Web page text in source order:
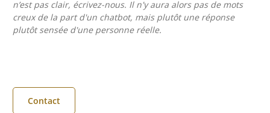
n’est pas clair, écrivez-nous. Il n'y aura alors pas de mots
creux de la part d'un chatbot, mais plutôt une réponse
plutôt sensée d'une personne réelle.
Contact